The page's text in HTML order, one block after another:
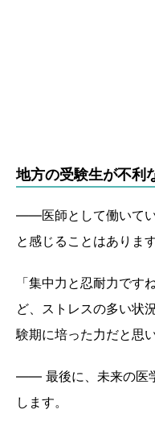
地方の受験生が不利
――医師として働いて
と感じることはありま
「集中力と忍耐力です
ど、ストレスの多い状
験期に培った力だと思
―― 最後に、未来の医
します。